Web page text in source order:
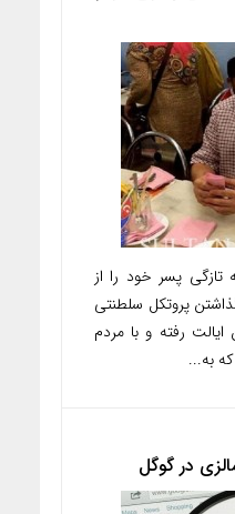
پسر خود را از
پروتکل سلطنتی
رفته و با مردم
به...
در گوگل